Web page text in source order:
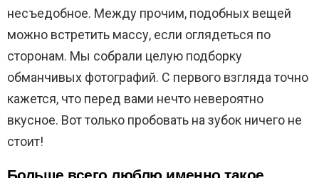
несъедобное. Между прочим, подобных вещей
можно встретить массу, если оглядеться по
сторонам. Мы собрали целую подборку
обманчивых фотографий. С первого взгляда точно
кажется, что перед вами нечто невероятно
вкусное. Вот только пробовать на зубок ничего не
стоит!
Больше всего люблю именно такое